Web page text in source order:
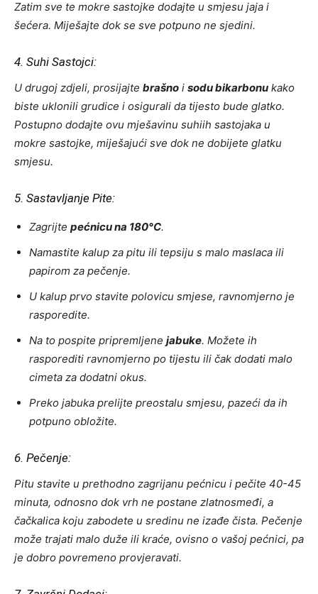
Zatim sve te mokre sastojke dodajte u smjesu jaja i
šećera. Miješajte dok se sve potpuno ne sjedini.
4. Suhi Sastojci:
U drugoj zdjeli, prosijajte brašno i sodu bikarbonu kako
biste uklonili grudice i osigurali da tijesto bude glatko.
Postupno dodajte ovu mješavinu suhiih sastojaka u
mokre sastojke, miješajući sve dok ne dobijete glatku
smjesu.
5. Sastavljanje Pite:
Zagrijte pećnicu na 180°C.
Namastite kalup za pitu ili tepsiju s malo maslaca ili
papirom za pečenje.
U kalup prvo stavite polovicu smjese, ravnomjerno je
rasporedite.
Na to pospite pripremljene jabuke. Možete ih
rasporediti ravnomjerno po tijestu ili čak dodati malo
cimeta za dodatni okus.
Preko jabuka prelijte preostalu smjesu, pazeći da ih
potpuno obložite.
6. Pečenje:
Pitu stavite u prethodno zagrijanu pećnicu i pečite 40-45
minuta, odnosno dok vrh ne postane zlatnosmeđi, a
čačkalica koju zabodete u sredinu ne izađe čista. Pečenje
može trajati malo duže ili kraće, ovisno o vašoj pećnici, pa
je dobro povremeno provjeravati.